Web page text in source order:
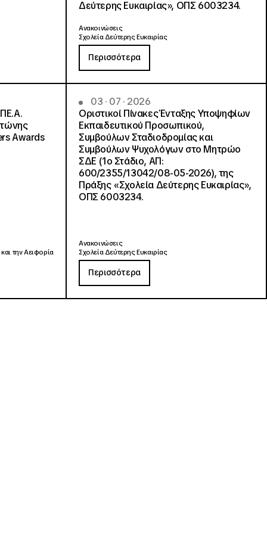
Δεύτερης Ευκαιρίας», ΟΠΣ 6003234.
Ανακοινώσεις
Σχολεία Δεύτερης Ευκαιρίας
Περισσότερα
Awards
την Αειφορία
03 · 07 · 2026
Οριστικοί Πίνακες Ένταξης Υποψηφίων
Εκπαιδευτικού Προσωπικού,
Συμβούλων Σταδιοδρομίας και
Συμβούλων Ψυχολόγων στο Μητρώο
ΣΔΕ (1ο Στάδιο, ΑΠ:
600/2355/13042/08-05-2026), της
Πράξης «Σχολεία Δεύτερης Ευκαιρίας»,
ΟΠΣ 6003234.
Ανακοινώσεις
Σχολεία Δεύτερης Ευκαιρίας
Περισσότερα